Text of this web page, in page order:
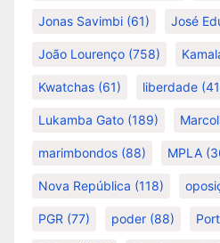
Jonas Savimbi (61) José
João Lourenço (758)
Kwatchas (61) liberdade
Lukamba Gato (189)
marimbondos (88) MPLA
Nova República (118)
PGR (77) poder (88)